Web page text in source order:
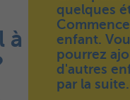
à
quelques
enfant.
pourrez
d'autres
par la suite.